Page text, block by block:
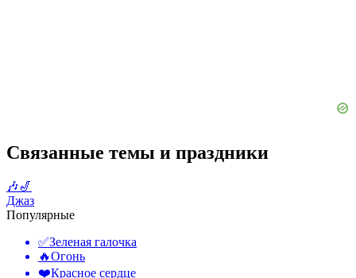
Связанные темы и праздники
🎶🎷
Джаз
Популярные
✅Зеленая галочка
🔥Огонь
❤️Красное сердце